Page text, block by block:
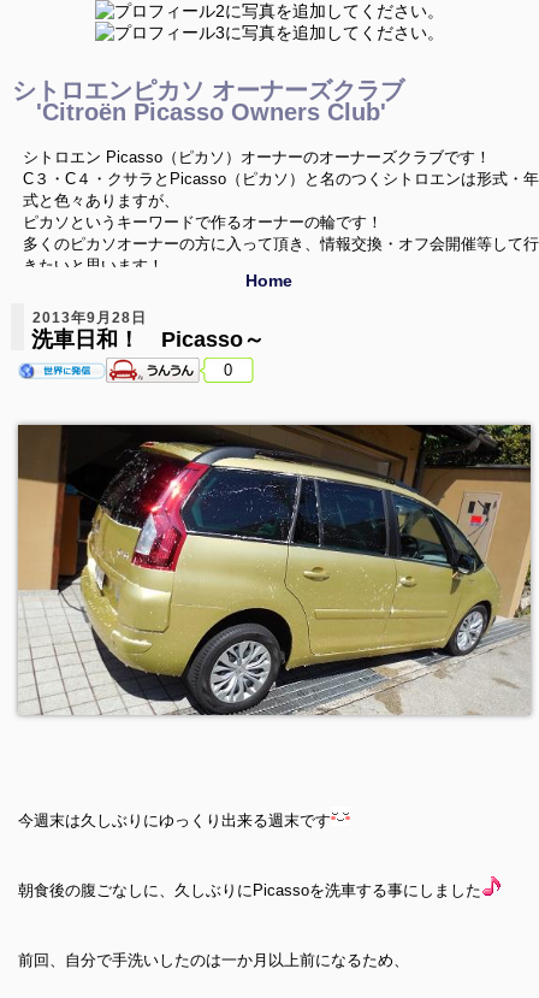
シトロエンピカソ オーナーズクラブ
'Citroën Picasso Owners Club'
シトロエン Picasso（ピカソ）オーナーのオーナーズクラブです！
C３・C４・クサラとPicasso（ピカソ）と名のつくシトロエンは形式・年
式と色々ありますが、
ピカソというキーワードで作るオーナーの輪です！
多くのピカソオーナーの方に入って頂き、情報交換・オフ会開催等して行
きたいと思います！
ご興味を持たれたPicassoオーナーの方は是非どうぞ！
Home
2013年9月28日
洗車日和！ Picasso～
0
今週末は久しぶりにゆっくり出来る週末です
朝食後の腹ごなしに、久しぶりにPicassoを洗車する事にしました
前回、自分で手洗いしたのは一か月以上前になるため、